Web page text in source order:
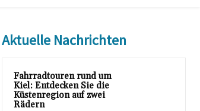
Aktuelle Nachrichten
Fahrradtouren rund um
Kiel: Entdecken Sie die
Küstenregion auf zwei
Rädern